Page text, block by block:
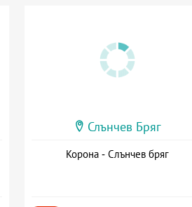
Слънчев Бряг
Корона - Слънчев бряг